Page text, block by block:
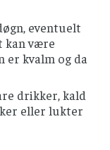
eventuelt
kan være
er kvalm og da
drikker, kald
eller lukter